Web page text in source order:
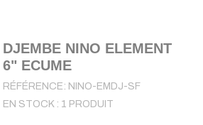
DJEMBE NINO ELEMENT
6" ECUME
RÉFÉRENCE: NINO-EMDJ-SF
EN STOCK : 1 PRODUIT